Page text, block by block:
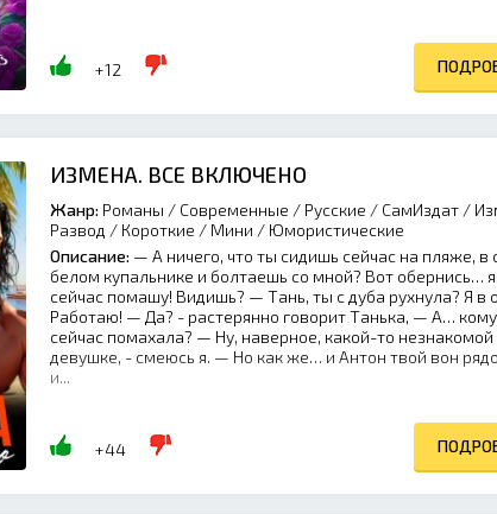
+12
ИЗМЕНА. ВСЕ ВКЛЮЧЕНО
Жанр: Романы / Современные / Русские / СамИздат /
Развод / Короткие / Мини / Юмористические
Описание: — А ничего, что ты сидишь сейчас на пляже, в
белом купальнике и болтаешь со мной? Вот обернись…
сейчас помашу! Видишь? — Тань, ты с дуба рухнула? Я в
Работаю! — Да? - растерянно говорит Танька, — А…
сейчас помахала? — Ну, наверное, какой-то незнакомой
девушке, - смеюсь я. — Но как же… и Антон твой вон
и...
+44